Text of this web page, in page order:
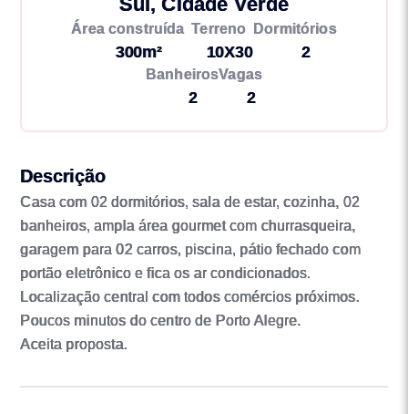
Área construída
300m²
Terreno
10X30
Dormitórios
2
Banheiros
2
Vagas
2
Descrição
Casa com 02 dormitórios, sala de estar, cozinha, 02
banheiros, ampla área gourmet com churrasqueira,
garagem para 02 carros, piscina, pátio fechado com
portão eletrônico e fica os ar condicionados.
Localização central com todos comércios próximos.
Poucos minutos do centro de Porto Alegre.
Aceita proposta.